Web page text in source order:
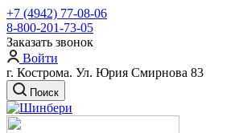
+7 (4942) 77-08-06
8-800-201-73-05
Заказать звонок
Войти
г. Кострома. Ул. Юрия Смирнова 83
Поиск